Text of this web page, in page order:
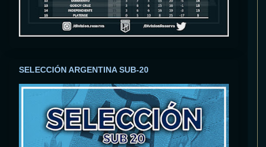
SELECCIÓN ARGENTINA SUB-20